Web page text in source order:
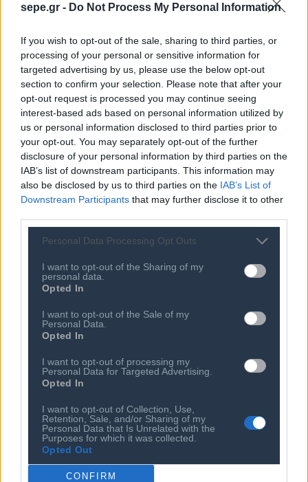
sepe.gr - Do Not Process My Personal Information
If you wish to opt-out of the sale, sharing to third parties, or
processing of your personal or sensitive information for
targeted advertising by us, please use the below opt-out
section to confirm your selection. Please note that after your
opt-out request is processed you may continue seeing
interest-based ads based on personal information utilized by
us or personal information disclosed to third parties prior to
your opt-out. You may separately opt-out of the further
disclosure of your personal information by third parties on the
IAB’s list of downstream participants. This information may
also be disclosed by us to third parties on the IAB’s List of
Downstream Participants that may further disclose it to other
Personal Data Processing Opt Outs
I want to opt-out of the Sharing of my
personal data.
Opted In
I want to opt-out of the Sale of my
Personal Data.
Opted In
I want to opt-out of processing my
Personal Data for Targeted Advertising.
Opted In
I want to opt-out of Collection, Use,
Retention, Sale, and/or Sharing of my
Personal Data that Is Unrelated with the
Purposes for which it was collected.
Opted Out
CONFIRM
πακέτο της Τραμπζονσπόρ για τον
Σαλάχ: Αμάξια, βίλες και... χαρτιά
τουαλ
08 ΑΥΓ 2026
Σοκαριστικός τραυματισμός για τον
Ούτσε: Πιθανό να χάσει όλη τη σεζόν
ο στράικερ της Χετάφε (vid)
08 ΑΥΓ 2026
Λίβερπουλ: Παίρνει δανεικό τον
Αραούχο από την Μπαρτσελόνα
Ποιος είναι ο ΣΕΠΕ
Καταστατικό
Κώδικας Δεοντολογίας
Κανονισμός Διαιτησίας
Ιστορικό
Διοικητικό Προσωπικό &
Επιχειρήσεις - Μέλη
Εγγραφή Νέου Μέλους